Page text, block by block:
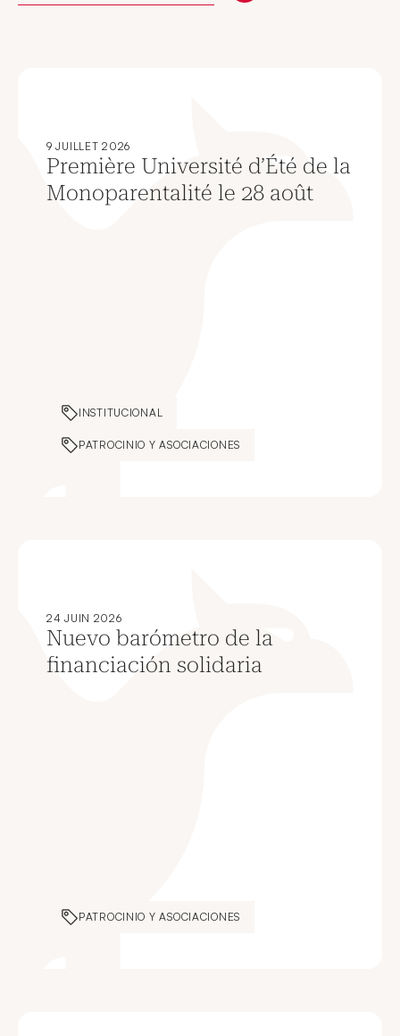
9 JUILLET 2026
Première Université d’Été de la
Monoparentalité le 28 août
INSTITUCIONAL
PATROCINIO Y ASOCIACIONES
24 JUIN 2026
Nuevo barómetro de la
financiación solidaria
PATROCINIO Y ASOCIACIONES